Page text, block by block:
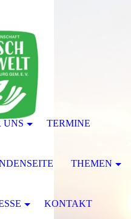
UNS TERMINE
THEMEN
KONTAKT